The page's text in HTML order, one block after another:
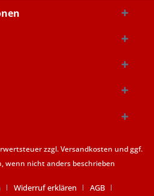
zzgl.Versandkosten und ggf.
wenn nicht anders beschrieben
Widerruf erklären
AGB